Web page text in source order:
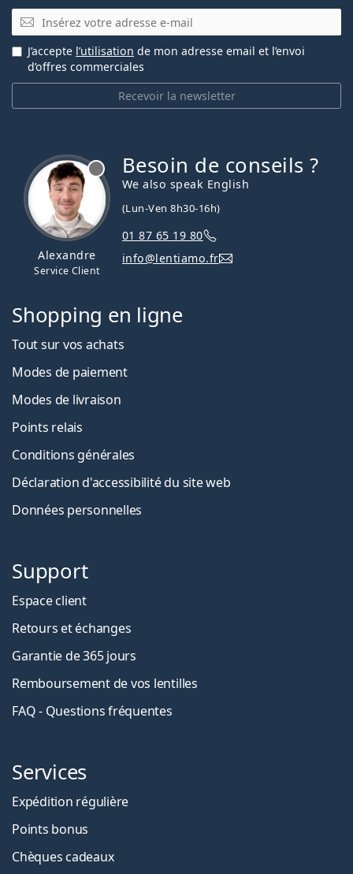
E-mail
Recevoir la newsletter
J’accepte l’utilisation de mon adresse email et l’envoi
d’offres commerciales
Alexandre
Service Client
Besoin de conseils ?
We also speak English
(Lun-Ven 8h30-16h)
01 87 65 19 80
info@lentiamo.fr
Shopping en ligne
Tout sur vos achats
Modes de paiement
Modes de livraison
Points relais
Conditions générales
Déclaration d'accessibilité du site web
Données personnelles
Support
Espace client
Retours et échanges
Garantie de 365 jours
Remboursement de vos lentilles
FAQ - Questions fréquentes
Services
Expédition régulière
Points bonus
Chèques cadeaux